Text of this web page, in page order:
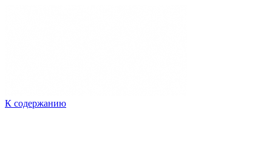
К содержанию